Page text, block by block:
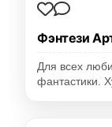
Фэнтези
Для всех
фантастики.